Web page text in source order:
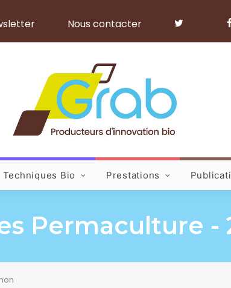
Nous contacter
Techniques Bio Prestations
Permaculture -